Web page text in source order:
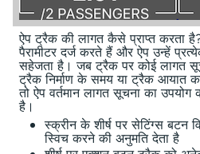
ऐप ट्रैक की लागत कैसे प्राप्त करता
पैरामीटर दर्ज करते हैं और ऐप उन्हें
सहेजता है। जब ट्रैक पर कोई लागत
ट्रैक निर्माण के समय या ट्रैक आयात
तो ऐप वर्तमान लागत सूचना का
है।
स्क्रीन के शीर्ष पर सेटिंग्स बटन
स्विच करने की अनुमति देता है